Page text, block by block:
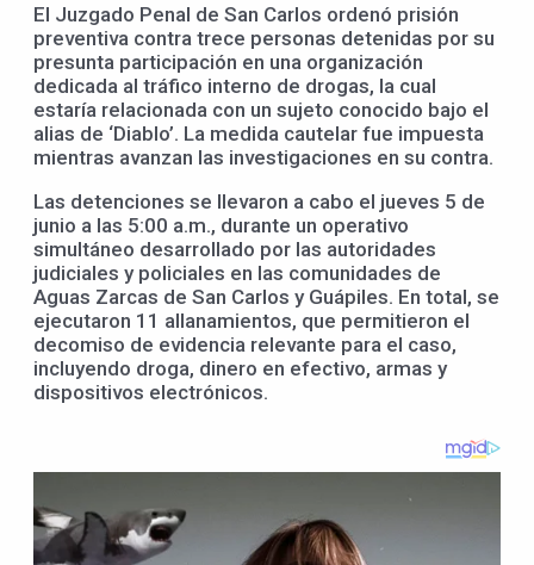
El Juzgado Penal de San Carlos ordenó prisión
preventiva contra trece personas detenidas por su
presunta participación en una organización
dedicada al tráfico interno de drogas, la cual
estaría relacionada con un sujeto conocido bajo el
alias de ‘Diablo’. La medida cautelar fue impuesta
mientras avanzan las investigaciones en su contra.
Las detenciones se llevaron a cabo el jueves 5 de
junio a las 5:00 a.m., durante un operativo
simultáneo desarrollado por las autoridades
judiciales y policiales en las comunidades de
Aguas Zarcas de San Carlos y Guápiles. En total, se
ejecutaron 11 allanamientos, que permitieron el
decomiso de evidencia relevante para el caso,
incluyendo droga, dinero en efectivo, armas y
dispositivos electrónicos.